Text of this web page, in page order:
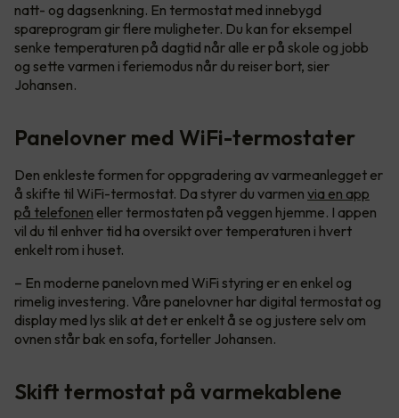
natt- og dagsenkning. En termostat med innebygd
spareprogram gir flere muligheter. Du kan for eksempel
senke temperaturen på dagtid når alle er på skole og jobb
og sette varmen i feriemodus når du reiser bort, sier
Johansen.
Panelovner med WiFi-termostater
Den enkleste formen for oppgradering av varmeanlegget er
å skifte til WiFi-termostat. Da styrer du varmen via en app
på telefonen eller termostaten på veggen hjemme. I appen
vil du til enhver tid ha oversikt over temperaturen i hvert
enkelt rom i huset.
– En moderne panelovn med WiFi styring er en enkel og
rimelig investering. Våre panelovner har digital termostat og
display med lys slik at det er enkelt å se og justere selv om
ovnen står bak en sofa, forteller Johansen.
Skift termostat på varmekablene